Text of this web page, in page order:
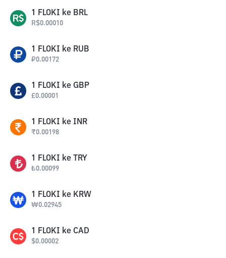
1 FLOKI ke BRL
R$0.00010
1 FLOKI ke RUB
₽0.00172
1 FLOKI ke GBP
£0.00001
1 FLOKI ke INR
₹0.00198
1 FLOKI ke TRY
₺0.00099
1 FLOKI ke KRW
₩0.02945
1 FLOKI ke CAD
$0.00002